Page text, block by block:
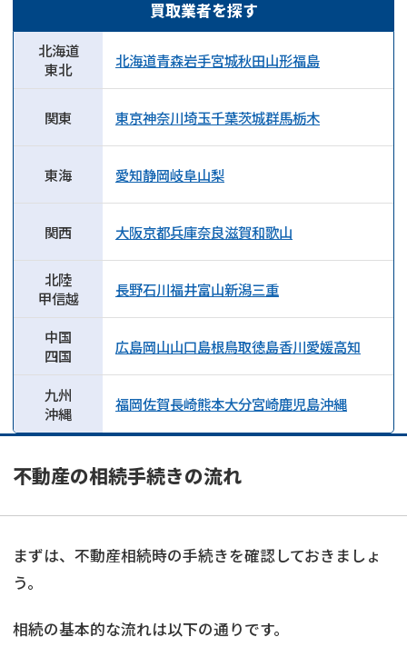
買取業者を探す
北海道
東北
北海道青森岩手宮城秋田山形福島
関東 東京神奈川埼玉千葉茨城群馬栃木
東海 愛知静岡岐阜山梨
関西 大阪京都兵庫奈良滋賀和歌山
北陸
甲信越
長野石川福井富山新潟三重
中国
四国
広島岡山山口島根鳥取徳島香川愛媛高知
九州
沖縄
福岡佐賀長崎熊本大分宮崎鹿児島沖縄
不動産の相続手続きの流れ
まずは、不動産相続時の手続きを確認しておきましょ
う。
相続の基本的な流れは以下の通りです。